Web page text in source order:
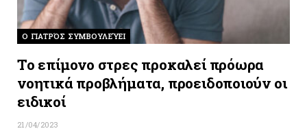
O ΓΙΑΤΡΌΣ ΣΥΜΒΟΥΛΕΎΕΙ
Το επίμονο στρες προκαλεί πρόωρα
νοητικά προβλήματα, προειδοποιούν οι
ειδικοί
21/04/2023